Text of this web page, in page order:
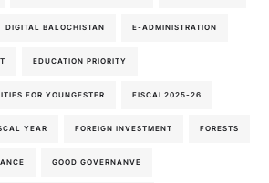
DIGITAL BALOCHISTAN E-ADMINISTRATION
EDUCATION PRIORITY
FOR YOUNGESTER FISCAL2025-26
YEAR FOREIGN INVESTMENT FORESTS
GOOD GOVERNANVE